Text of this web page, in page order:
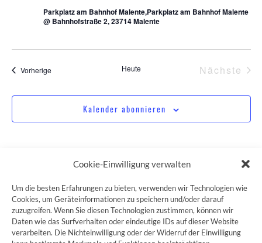
Cookie-Einwilligung verwalten
Um die besten Erfahrungen zu bieten, verwenden wir Technologien wie
Cookies, um Geräteinformationen zu speichern und/oder darauf
zuzugreifen. Wenn Sie diesen Technologien zustimmen, können wir
Daten wie das Surfverhalten oder eindeutige IDs auf dieser Website
verarbeiten. Die Nichteinwilligung oder der Widerruf der Einwilligung
Parkplatz am Bahnhof Malente,Parkplatz am Bahnhof Malente
@ Bahnhofstraße 2, 23714 Malente
VorherigeVeranstaltungen Heute Nächste
Kalender abonnieren
ZUM JAKOBSWEG SHOP